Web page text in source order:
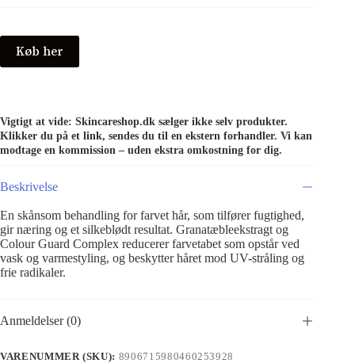
Køb her
Vigtigt at vide: Skincareshop.dk sælger ikke selv produkter.
Klikker du på et link, sendes du til en ekstern forhandler. Vi kan
modtage en kommission – uden ekstra omkostning for dig.
Beskrivelse
En skånsom behandling for farvet hår, som ­tilfører fugtighed,
gir næring og et silkeblødt resultat. Granatæbleekstragt og
Colour Guard Complex reducerer farvetabet som opstår ved
vask og varmestyling, og beskytter håret mod UV-stråling og
frie radikaler.
Anmeldelser (0)
VARENUMMER (SKU): 8906715980460253928